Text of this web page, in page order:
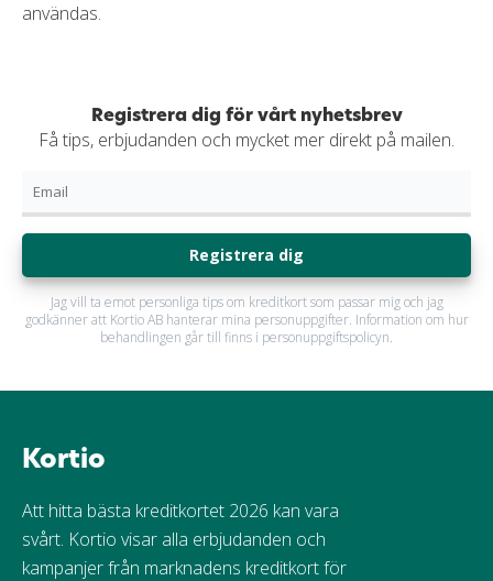
användas.
Registrera dig för vårt nyhetsbrev
Få tips, erbjudanden och mycket mer direkt på mailen.
Registrera dig
Jag vill ta emot personliga tips om kreditkort som passar mig och jag
godkänner att Kortio AB hanterar mina personuppgifter. Information om hur
behandlingen går till finns i personuppgiftspolicyn.
Kortio
Att hitta bästa kreditkortet 2026 kan vara
svårt. Kortio visar alla erbjudanden och
kampanjer från marknadens kreditkort för